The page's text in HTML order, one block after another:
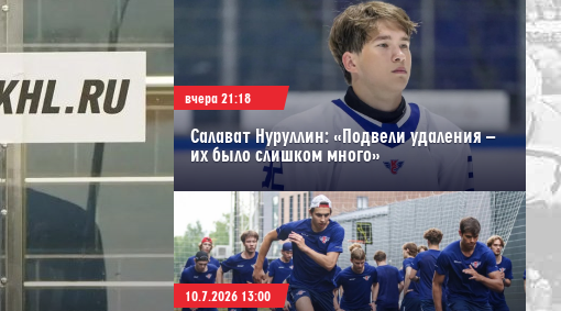
вчера 21:18
Салават Нуруллин: «Подвели удаления –
их было слишком много»
10.7.2026 13:00